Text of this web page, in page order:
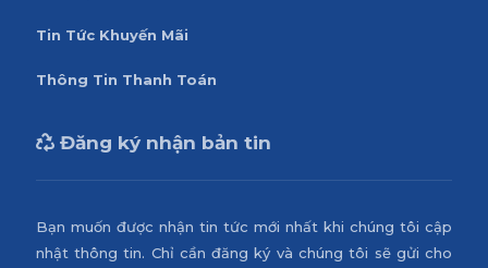
Tin Tức Khuyến Mãi
Thông Tin Thanh Toán
Đăng ký nhận bản tin
Bạn muốn được nhận tin tức mới nhất khi chúng tôi cập
nhật thông tin. Chỉ cần đăng ký và chúng tôi sẽ gửi cho